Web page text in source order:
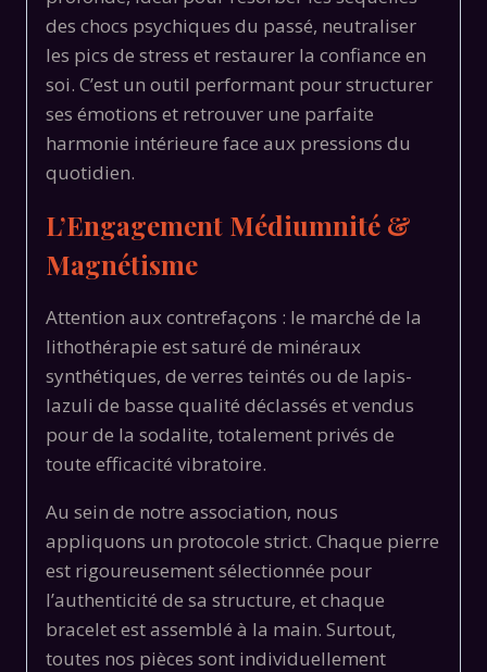
des chocs psychiques du passé, neutraliser
les pics de stress et restaurer la confiance en
soi. C’est un outil performant pour structurer
ses émotions et retrouver une parfaite
harmonie intérieure face aux pressions du
quotidien.
L’Engagement Médiumnité &
Magnétisme
Attention aux contrefaçons : le marché de la
lithothérapie est saturé de minéraux
synthétiques, de verres teintés ou de lapis-
lazuli de basse qualité déclassés et vendus
pour de la sodalite, totalement privés de
toute efficacité vibratoire.
Au sein de notre association, nous
appliquons un protocole strict. Chaque pierre
est rigoureusement sélectionnée pour
l’authenticité de sa structure, et chaque
bracelet est assemblé à la main. Surtout,
toutes nos pièces sont individuellement